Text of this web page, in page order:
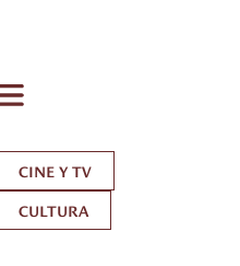
CINE Y TV
CULTURA